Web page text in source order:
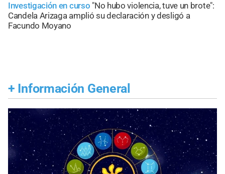
Investigación en curso "No hubo violencia, tuve un brote":
Candela Arizaga amplió su declaración y desligó a
Facundo Moyano
+ Información General